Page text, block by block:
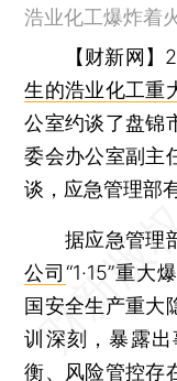
浩业化工爆炸着
【财新网】
生的浩业化工重
公室约谈了盘锦
委会办公室副主
谈，应急管理部
据应急管理部
公司“1·15”重
国安全生产重大
训深刻，暴露
衡、风险管控存